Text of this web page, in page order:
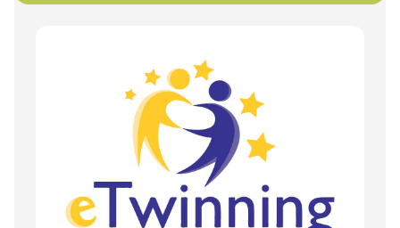
https://school-
education.ec.europa.eu/fr/etwinning